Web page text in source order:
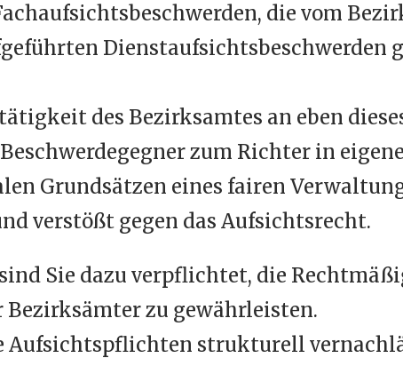
die vom
Dienstaufsichtsbeschwerden
des Bezirksamtes an eben
zum Richter in
Grundsätzen eines fairen
verstößt gegen das Aufsichtsrecht.
Sie dazu verpflichtet, die
zu gewährleisten.
Aufsichtspflichten strukturell